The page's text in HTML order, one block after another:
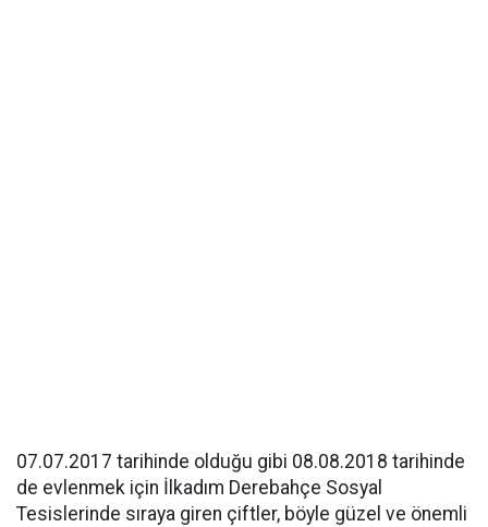
07.07.2017 tarihinde olduğu gibi 08.08.2018 tarihinde
de evlenmek için İlkadım Derebahçe Sosyal
Tesislerinde sıraya giren çiftler, böyle güzel ve önemli